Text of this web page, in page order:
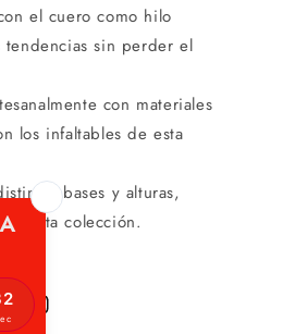
el cuero como hilo
tendencias sin perder el
con materiales
los infaltables de esta
bases y alturas,
esta colección.
Instagram